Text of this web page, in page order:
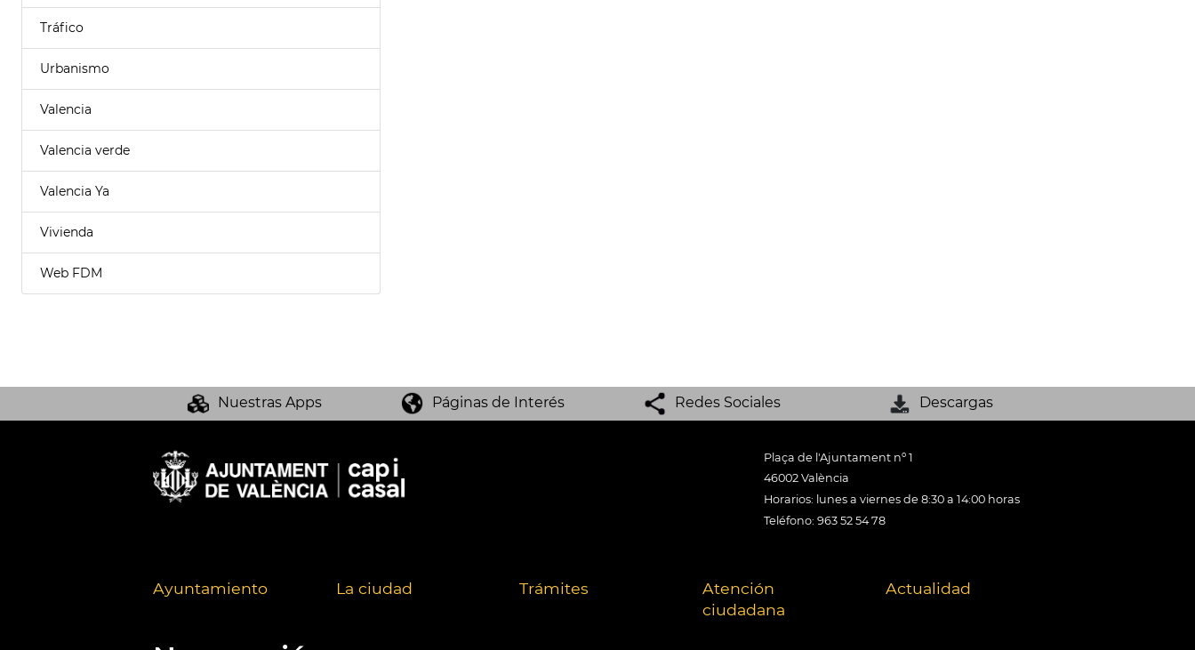
Tráfico
Urbanismo
Valencia
Valencia verde
Valencia Ya
Vivienda
Web FDM
Nuestras Apps Páginas de Interés Redes Sociales Descargas
Plaça de l'Ajuntament nº 1
46002 València
Horarios: lunes a viernes de 8:30 a 14:00 horas
Teléfono: 963 52 54 78
Ayuntamiento La ciudad Trámites
Atención
ciudadana
Actualidad